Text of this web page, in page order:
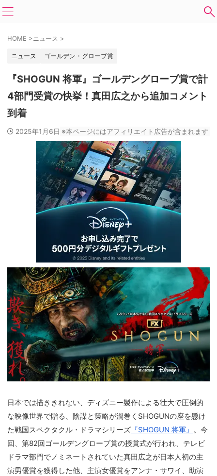
HOME >ニュース >
ニュース ゴールデン・グローブ賞
『SHOGUN 将軍』ゴールデングローブ賞で計
4部門受賞の快挙！真田広之から追加コメント
到着
2025年1月6日 ※本ページにはアフィリエイト広告が含まれます
日本では描ききれない、ディズニー製作による壮大で圧倒的
な映像世界で贈る、陰謀と策略が渦巻くSHOGUNの座を懸け
た戦国スペクタクル・ドラマシリーズ 『SHOGUN 将軍』 。今
回、第82回ゴールデングローブ賞の授賞式が行われ、テレビ
ドラマ部門でノミネートされていた真田広之が日本人初の主
演男優賞を獲得した他、主演女優賞をアンナ・サワイ、助演